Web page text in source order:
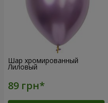
Шар хромированный
Лиловый